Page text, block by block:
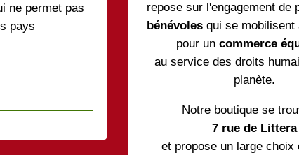
ne permet pas
pays
repose sur l'engagement de
bénévoles qui se mobilisent
pour un commerce
au service des droits
planète.
Notre boutique se
7 rue de Littera
et propose un large choix